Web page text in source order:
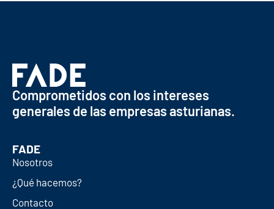
Comprometidos con los intereses
generales de las empresas asturianas.
FADE
Nosotros
¿Qué hacemos?
Contacto